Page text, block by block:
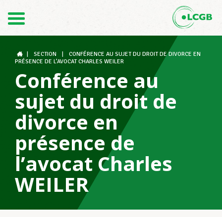
DE
Le LCGB
Structures syndicales
Assistance au Travail
SECTION
CONFÉRENCE AU SUJET DU DROIT DE DIVORCE EN
PRÉSENCE DE L’AVOCAT CHARLES WEILER
Conférence au
sujet du droit de
divorce en
présence de
l’avocat Charles
WEILER